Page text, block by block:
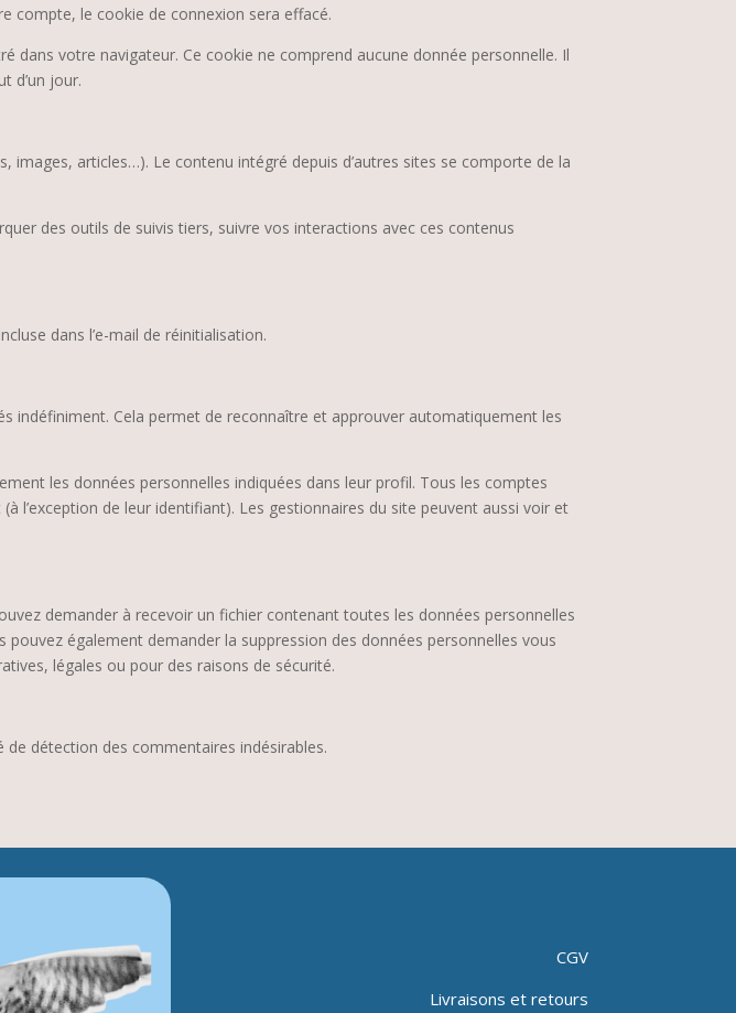
compte, le cookie de connexion sera effacé.
dans votre navigateur. Ce cookie ne comprend aucune donnée personnelle. Il
d’un jour.
images, articles…). Le contenu intégré depuis d’autres sites se comporte de la
des outils de suivis tiers, suivre vos interactions avec ces contenus
dans l’e-mail de réinitialisation.
indéfiniment. Cela permet de reconnaître et approuver automatiquement les
les données personnelles indiquées dans leur profil. Tous les comptes
de leur identifiant). Les gestionnaires du site peuvent aussi voir et
demander à recevoir un fichier contenant toutes les données personnelles
également demander la suppression des données personnelles vous
légales ou pour des raisons de sécurité.
de détection des commentaires indésirables.
CGV
Livraisons et retours